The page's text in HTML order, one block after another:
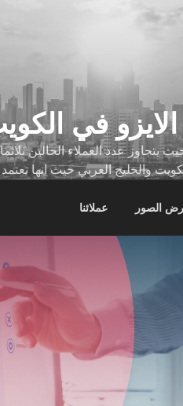
في
يتجاوز عدد العملاء الحالين
والخليج العربي حيث انها
الصور عملائنا